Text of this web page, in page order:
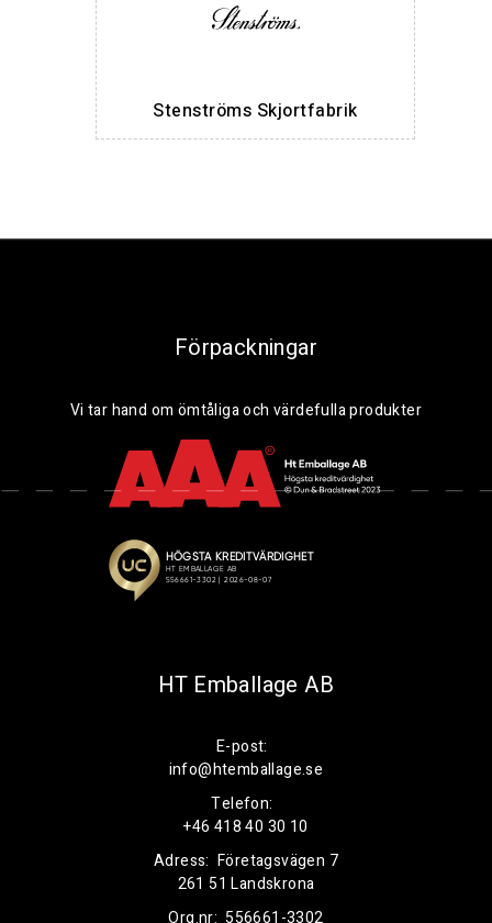
Stenströms Skjortfabrik
Förpackningar
Vi tar hand om ömtåliga och värdefulla produkter
HT Emballage AB
E-post:
info@htemballage.se
Telefon:
+46 418 40 30 10
Adress: Företagsvägen 7
261 51 Landskrona
Org.nr: 556661-3302